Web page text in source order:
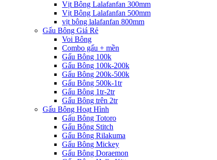
Vịt Bông Lalafanfan 300mm
Vịt Bông Lalafanfan 500mm
vịt bông lalafanfan 800mm
Gấu Bông Giá Rẻ
Voi Bông
Combo gấu + mền
Gấu Bông 100k
Gấu Bông 100k-200k
Gấu Bông 200k-500k
Gấu Bông 500k-1tr
Gấu Bông 1tr-2tr
Gấu Bông trên 2tr
Gấu Bông Hoạt Hình
Gấu Bông Totoro
Gấu Bông Stitch
Gấu Bông Rilakuma
Gấu Bông Mickey
Gấu Bông Doraemon